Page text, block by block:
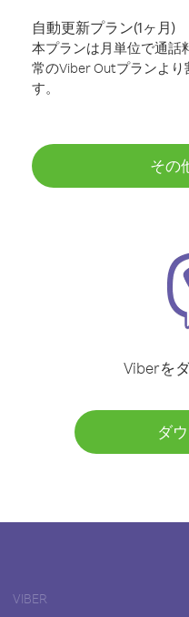
自動更新プラン(1ヶ月)
本プランは月単位で通話
常のViber Outプランよ
す。
その
Viberを
ダ
VIBER